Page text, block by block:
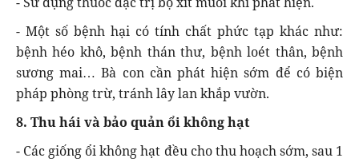
- Một số bệnh hại có tính chất phức tạp khác như:
bệnh héo khô, bệnh thán thư, bệnh loét thân, bệnh
sương mai… Bà con cần phát hiện sớm để có biện
pháp phòng trừ, tránh lây lan khắp vườn.
8. Thu hái và bảo quản ổi không hạt
- Các giống ổi không hạt đều cho thu hoạch sớm, sau 1